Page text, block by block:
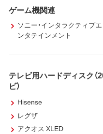
ゲーム機関連
ソニー・インタラクティブエ
ンタテインメント
テレビ用ハードディスク
ビ）
Hisense
レグザ
アクオス XLED